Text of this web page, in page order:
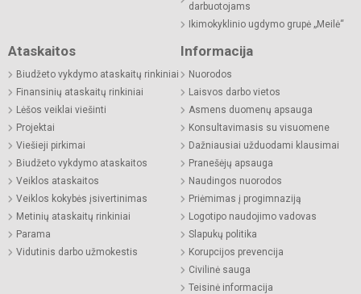
darbuotojams
Ikimokyklinio ugdymo grupė „Meilė“
Ataskaitos
Biudžeto vykdymo ataskaitų rinkiniai
Finansinių ataskaitų rinkiniai
Lėšos veiklai viešinti
Projektai
Viešieji pirkimai
Biudžeto vykdymo ataskaitos
Veiklos ataskaitos
Veiklos kokybės įsivertinimas
Metinių ataskaitų rinkiniai
Parama
Vidutinis darbo užmokestis
Informacija
Nuorodos
Laisvos darbo vietos
Asmens duomenų apsauga
Konsultavimasis su visuomene
Dažniausiai užduodami klausimai
Pranešėjų apsauga
Naudingos nuorodos
Priėmimas į progimnaziją
Logotipo naudojimo vadovas
Slapukų politika
Korupcijos prevencija
Civilinė sauga
Teisinė informacija